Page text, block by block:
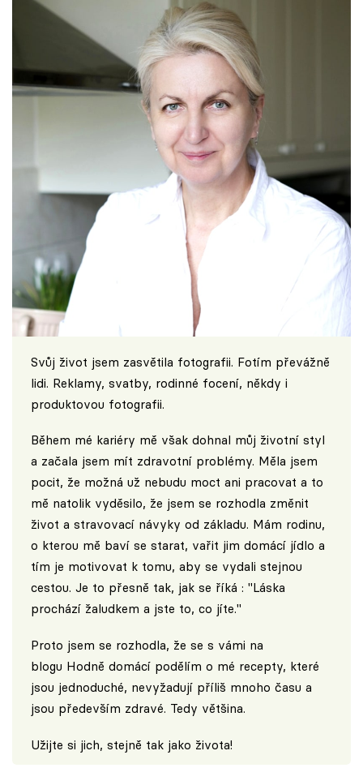
Svůj život jsem zasvětila fotografii. Fotím převážně
lidi. Reklamy, svatby, rodinné focení, někdy i
produktovou fotografii.
Během mé kariéry mě však dohnal můj životní styl
a začala jsem mít zdravotní problémy. Měla jsem
pocit, že možná už nebudu moct ani pracovat a to
mě natolik vyděsilo, že jsem se rozhodla změnit
život a stravovací návyky od základu. Mám rodinu,
o kterou mě baví se starat, vařit jim domácí jídlo a
tím je motivovat k tomu, aby se vydali stejnou
cestou. Je to přesně tak, jak se říká : "Láska
prochází žaludkem a jste to, co jíte."
Proto jsem se rozhodla, že se s vámi na
blogu Hodně domácípodělím o mé recepty, které
jsou jednoduché, nevyžadují příliš mnoho času a
jsou především zdravé. Tedy většina.
Užijte si jich, stejně tak jako života!